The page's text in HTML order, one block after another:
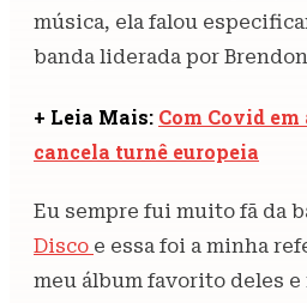
música, ela falou
banda liderada por
+ Leia Mais: Com Covid
cancela turnê europeia
Eu sempre fui muito fã da
Disco e essa foi a minha
meu álbum favorito deles e